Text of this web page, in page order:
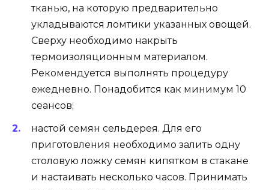
тканью, на которую предварительно
укладываются ломтики указанных овощей.
Сверху необходимо накрыть
термоизоляционным материалом.
Рекомендуется выполнять процедуру
ежедневно. Понадобится как минимум 10
сеансов;
настой семян сельдерея. Для его
приготовления необходимо залить одну
столовую ложку семян кипятком в стакане
и настаивать несколько часов. Принимать